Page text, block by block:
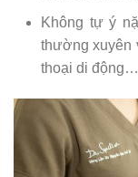
Không tự ý
thường xuyên
thoại di động…